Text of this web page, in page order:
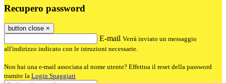
Recupero password
button close ×
E-mail Verrà inviato un messaggio
all'indirizzo indicato con le istruzioni necessarie.
Non hai una e-mail associata al nome utente? Effettua il reset della password
tramite la Login Spaggiari